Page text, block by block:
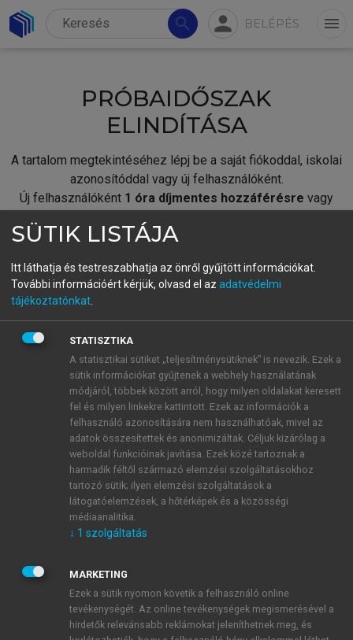
search person BELÉPÉS menu
PRÓBAIDŐSZAK
ELINDÍTÁSA
A tartalom megtekintéséhez lépj be a saját fiókoddal, iskolai
azonosítóddal vagy új felhasználóként.
Új felhasználóként 1 óra díjmentes hozzáférésre vagy
fiókoddal,vagy hozz létre új fiókot.
A regisztráció után apróbaidőszakautomatikusan
BELÉPÉS SAJÁT FIÓKKAL
ÚJ FIÓK LÉTREHOZÁSA
1 óra díjmentes hozzáférés
E-MAIL-CÍM
JELSZÓ
JELSZÓ ÚJRA
SÜTIK LISTÁJA
Itt láthatja és testreszabhatja az önről gyűjtött információkat.
További információért kérjük, olvasd el az adatvédelmi
tájékoztatónkat
STATISZTIKA
A statisztikai sütiket „teljesítménysütiknek” is nevezik. Ezek a
sütik információkat gyűjtenek a webhely használatának
módjáról, többek között arról, hogy milyen oldalakat keresett
fel és milyen linkekre kattintott. Ezek az információk a
felhasználó azonosítására nem használhatóak, mivel az
adatok összesítettek és anonimizáltak. Céljuk kizárólag a
weboldal funkcióinak javítása. Ezek közé tartoznak a
harmadik féltől származó elemzési szolgáltatásokhoz
tartozó sütik; ilyen elemzési szolgáltatások a
látogatóelemzések, a hőtérképek és a közösségi
médiaanalitika.
↓ 1 szolgáltatás
MARKETING
Ezek a sütik nyomon követik a felhasználó online
tevékenységét. Az online tevékenységek megismerésével a
hirdetők relevánsabb reklámokat jeleníthetnek meg, és